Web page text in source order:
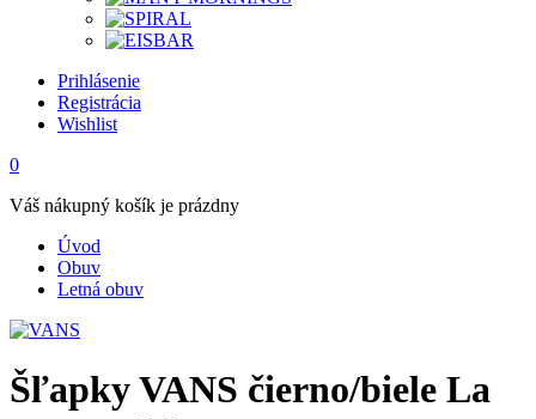
Prihlásenie
Registrácia
Wishlist
0
Váš nákupný košík je prázdny
Úvod
Obuv
Letná obuv
Šľapky VANS čierno/biele La